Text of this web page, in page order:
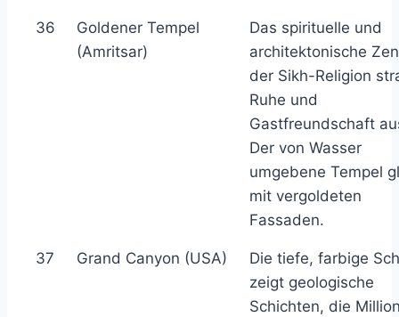
36
Goldener Tempel
(Amritsar)
Das spirituelle und
architektonische
der Sikh-Religion
Ruhe und
Gastfreundschaft
Der von Wasser
umgebene Tempel
mit vergoldeten
Fassaden.
37 Grand Canyon (USA)
Die tiefe, farbige
zeigt geologische
Schichten, die